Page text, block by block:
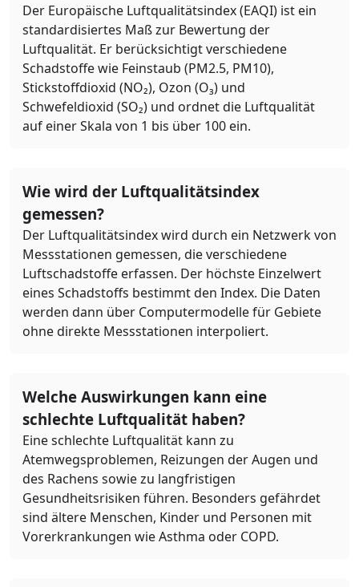
Der Europäische Luftqualitätsindex (EAQI) ist ein
standardisiertes Maß zur Bewertung der
Luftqualität. Er berücksichtigt verschiedene
Schadstoffe wie Feinstaub (PM2.5, PM10),
Stickstoffdioxid (NO₂), Ozon (O₃) und
Schwefeldioxid (SO₂) und ordnet die Luftqualität
auf einer Skala von 1 bis über 100 ein.
Wie wird der Luftqualitätsindex
gemessen?
Der Luftqualitätsindex wird durch ein Netzwerk von
Messstationen gemessen, die verschiedene
Luftschadstoffe erfassen. Der höchste Einzelwert
eines Schadstoffs bestimmt den Index. Die Daten
werden dann über Computermodelle für Gebiete
ohne direkte Messstationen interpoliert.
Welche Auswirkungen kann eine
schlechte Luftqualität haben?
Eine schlechte Luftqualität kann zu
Atemwegsproblemen, Reizungen der Augen und
des Rachens sowie zu langfristigen
Gesundheitsrisiken führen. Besonders gefährdet
sind ältere Menschen, Kinder und Personen mit
Vorerkrankungen wie Asthma oder COPD.